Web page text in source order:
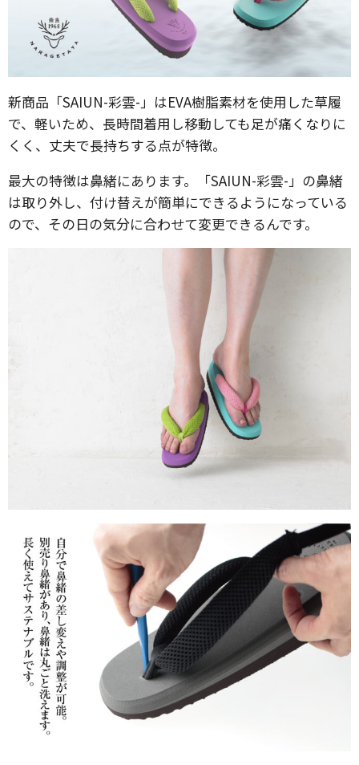
新商品「SAIUN-彩雲-」はEVA樹脂素材を使用した草履
で、軽いため、長時間着用し移動しても足が痛くなりに
くく、丈夫で長持ちする点が特徴。
最大の特徴は鼻緒にあります。「SAIUN-彩雲-」の鼻緒
は取り外し、付け替えが簡単にできるようになっている
ので、その日の気分に合わせて変更できるんです。